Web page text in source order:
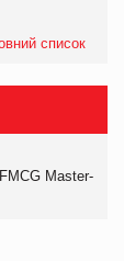
список
Master-